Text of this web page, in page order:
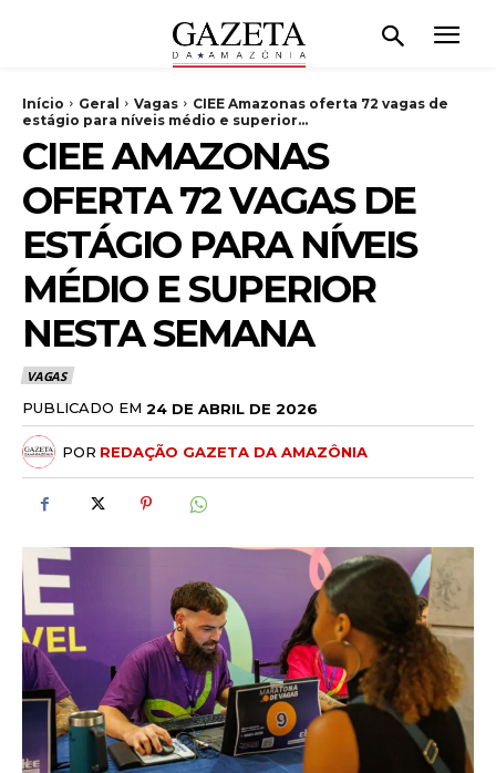
Início Geral Vagas
CIEE Amazonas oferta 72 vagas de
estágio para níveis médio e superior...
CIEE AMAZONAS
OFERTA 72 VAGAS DE
ESTÁGIO PARA NÍVEIS
MÉDIO E SUPERIOR
NESTA SEMANA
VAGAS
PUBLICADO EM 24 DE ABRIL DE 2026
POR REDAÇÃO GAZETA DA AMAZÔNIA